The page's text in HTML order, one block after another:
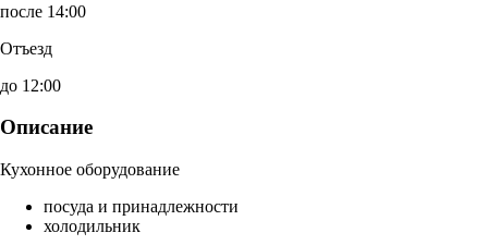
после 14:00
Отъезд
до 12:00
Описание
Кухонное оборудование
посуда и принадлежности
холодильник